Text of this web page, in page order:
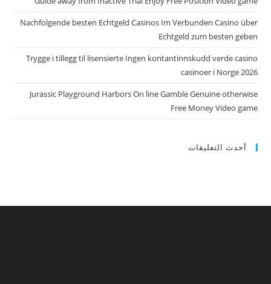
Nachfolgende besten Echtgeld Casinos Im Verbunden Casino über
Echtgeld zum besten geben
Trygge i tillegg til lisensierte Ingen kontantinnskudd verde casino
casinoer i Norge 2026
Jurassic Playground Harbors On line Gamble Genuine otherwise
Free Money Video game
أحدث التعليقات